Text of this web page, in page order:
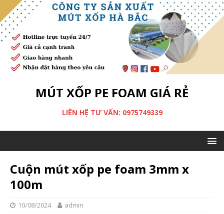
MÚT XỐP PE FOAM GIÁ RẺ
LIÊN HỆ TƯ VẤN: 0975749339
Cuộn mút xốp pe foam 3mm x
100m
10/08/2024 admin